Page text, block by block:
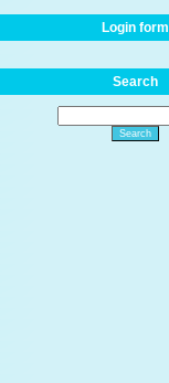
Login form
Search